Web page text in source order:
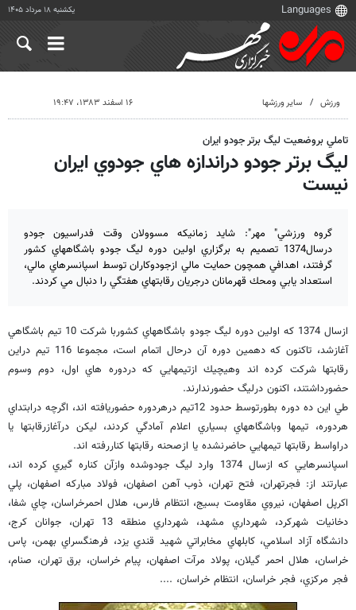
یکشنبه ۱۸ مرداد ۱۴۰۵
ورزش سایر ورزشها ۱۶ اسفند ۱۳۸۳، ۱۹:۴۷
تاملي بروضعيت ليگ برتر جودو ايران
ليگ برتر جودو دراندازه هاي جودوي ايران
نيست
گروه ورزشي" مهر": شايد زمانيكه مسوولان وقت فدراسيون جودو
درسال1374 تصميم به برگزاري اولين دوره ليگ جودو باشگاههاي كشور
گرفتند، اهدافي همچون حمايت مالي ازجودوكاران توسط اسپانسرهاي مالي،
استعداد يابي ومحك قهرمانان درجريان رقابتهاي هفتگي را دنبال مي كردند.
ازسال 1374 كه اولين دوره ليگ جودو باشگاههاي كشوربا شركت 10 تيم باشگاهي
آغازشد، تاكنون كه دهمين دوره آن درحال اتمام است، مجموعا 116 تيم دراين
رقابتها شركت كرده اند وهيچيك ازتيمهايي كه دردوره هاي اول، دوم وسوم
حضورداشتند، اكنون درليگ حضورندارند.
طي اين ده دوره بطورتوسط حدود 12تيم درهردوره حضوريافته اند، اگرچه درابتداي
هردوره، تيمها وباشگاههاي بسياري اعلام آمادگي كردند، ليكن درآغازرقابتها يا
دراواسط رقابتها تيمهايي حاضرنشده يا ازصحنه رقابتها كناررفته اند.
اسپانسرهايي كه ازسال 1374 وارد ليگ جودوشده وازآن كناره گيري كرده اند،
عبارتند از: فجرتهران، فتح تهران، ذوب آهن اصفهان، فولاد مباركه اصفهان، پلي
اكرپل اصفهان، نيروي مقاومت بسيج، انتظام فارس، هلال احمرخراسان، چاي شفا،
دخانيات شهركرد، شهرداري مشهد، شهرداري منطقه 13 تهران، جوانان كرج،
دانشگاه آزاد اسلامي، كابلهاي مخابراتي شهيد قندي يزد، فرهنگسراي بهمن، پاس
خراسان، هلال احمر گيلان، پولاد مرآت اصفهان، پيام خراسان، برق تهران، صنام،
فجر مركزي، فجر خراسان، انتظام خراسان، ....